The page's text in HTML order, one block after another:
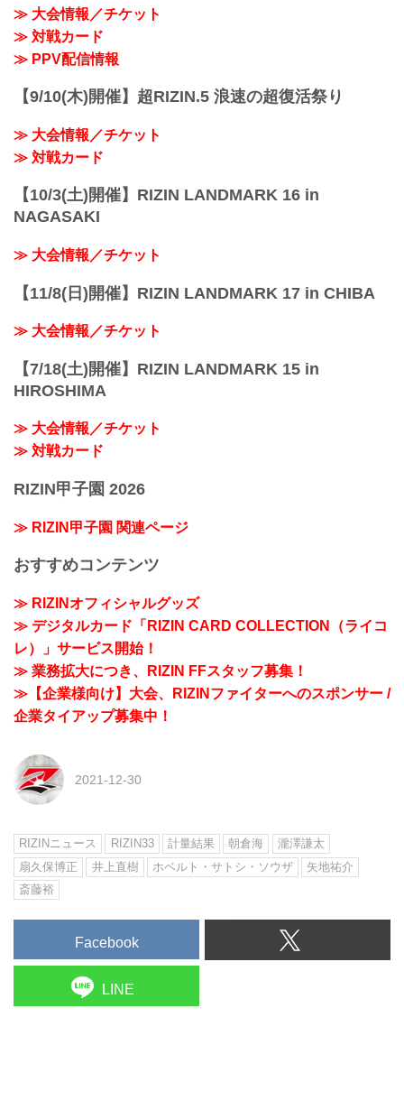
≫ 大会情報／チケット
≫ 対戦カード
≫ PPV配信情報
【9/10(木)開催】超RIZIN.5 浪速の超復活祭り
≫ 大会情報／チケット
≫ 対戦カード
【10/3(土)開催】RIZIN LANDMARK 16 in
NAGASAKI
≫ 大会情報／チケット
【11/8(日)開催】RIZIN LANDMARK 17 in CHIBA
≫ 大会情報／チケット
【7/18(土)開催】RIZIN LANDMARK 15 in
HIROSHIMA
≫ 大会情報／チケット
≫ 対戦カード
RIZIN甲子園 2026
≫ RIZIN甲子園 関連ページ
おすすめコンテンツ
≫ RIZINオフィシャルグッズ
≫ デジタルカード「RIZIN CARD COLLECTION（ライコ
レ）」サービス開始！
≫ 業務拡大につき、RIZIN FFスタッフ募集！
≫【企業様向け】大会、RIZINファイターへのスポンサー /
企業タイアップ募集中！
2021-12-30
RIZINニュース RIZIN33 計量結果 朝倉海
瀧澤謙太
扇久保博正
井上直樹 ホベルト・サトシ・ソウザ
矢地祐介
斎藤裕
Facebook
LINE